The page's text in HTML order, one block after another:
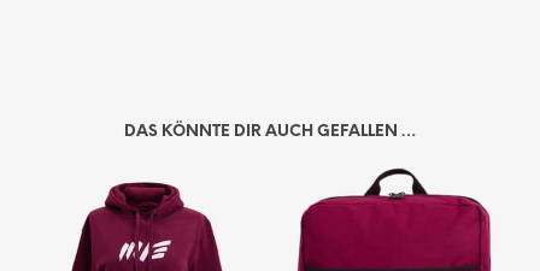
DAS KÖNNTE DIR AUCH GEFALLEN …